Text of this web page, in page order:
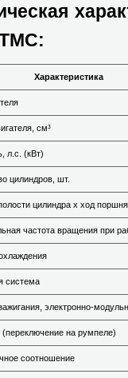
Характеристика
см³
л.с. (кВт)
цилиндров, шт.
цилиндра х ход
частота вращения при
система
электронно-
на румпеле)
соотношение